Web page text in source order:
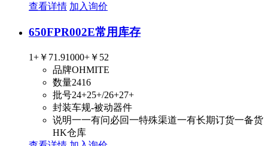
查看详情 加入询价
650FPR002E常用库存
1+ ￥71.91000+ ￥52
品牌OHMITE
数量2416
批号24+25+/26+27+
封装车规-被动器件
说明一一有问必回一特殊渠道一有长期订货一备货
HK仓库